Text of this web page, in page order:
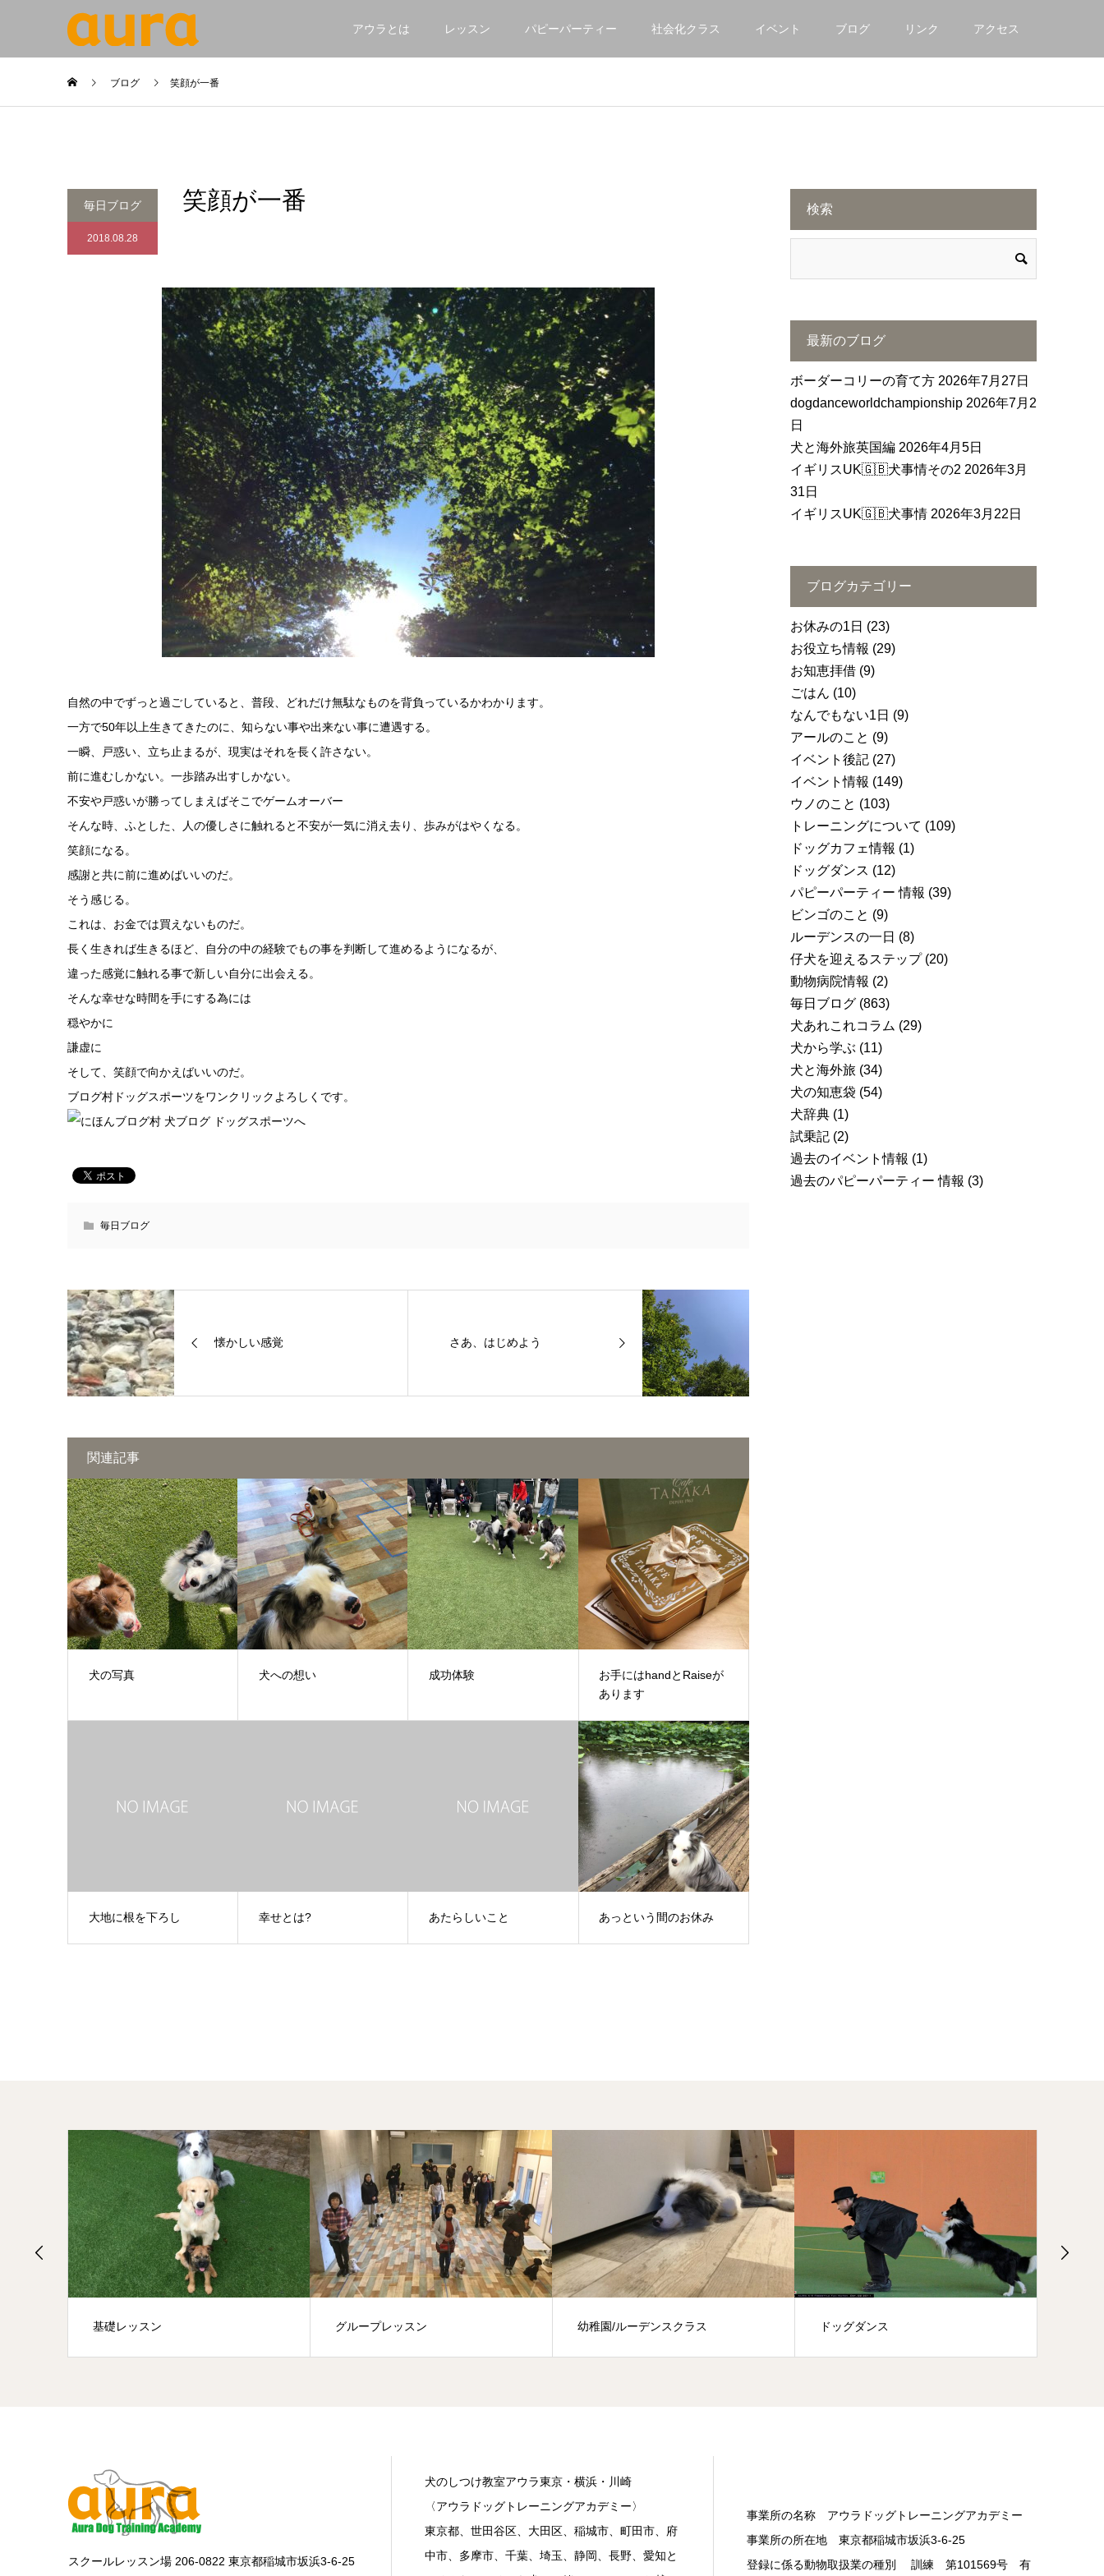
アウラとは レッスン パピーパーティー 社会化クラス イベント ブログ リンク アクセス
ブログ 笑顔が一番
毎日ブログ
2018.08.28
笑顔が一番
自然の中でずっと過ごしていると、普段、どれだけ無駄なものを背負っているかわかります。
一方で50年以上生きてきたのに、知らない事や出来ない事に遭遇する。
一瞬、戸惑い、立ち止まるが、現実はそれを長く許さない。
前に進むしかない。一歩踏み出すしかない。
不安や戸惑いが勝ってしまえばそこでゲームオーバー
そんな時、ふとした、人の優しさに触れると不安が一気に消え去り、歩みがはやくなる。
笑顔になる。
感謝と共に前に進めばいいのだ。
そう感じる。
これは、お金では買えないものだ。
長く生きれば生きるほど、自分の中の経験でもの事を判断して進めるようになるが、
違った感覚に触れる事で新しい自分に出会える。
そんな幸せな時間を手にする為には
穏やかに
謙虚に
そして、笑顔で向かえばいいのだ。
ブログ村ドッグスポーツをワンクリックよろしくです。
毎日ブログ
懐かしい感覚 さあ、はじめよう
関連記事
犬の写真 犬への想い 成功体験
お手にはhandとRaiseが
あります
大地に根を下ろし 幸せとは? あたらしいこと あっという間のお休み
検索
最新のブログ
ボーダーコリーの育て方 2026年7月27日
dogdanceworldchampionship 2026年7月2
日
犬と海外旅英国編 2026年4月5日
イギリスUK🇬🇧犬事情その2 2026年3月
31日
イギリスUK🇬🇧犬事情 2026年3月22日
ブログカテゴリー
お休みの1日 (23)
お役立ち情報 (29)
お知恵拝借 (9)
ごはん (10)
なんでもない1日 (9)
アールのこと (9)
イベント後記 (27)
イベント情報 (149)
ウノのこと (103)
トレーニングについて (109)
ドッグカフェ情報 (1)
ドッグダンス (12)
パピーパーティー 情報 (39)
ビンゴのこと (9)
ルーデンスの一日 (8)
仔犬を迎えるステップ(20)
動物病院情報 (2)
毎日ブログ (863)
犬あれこれコラム (29)
犬から学ぶ (11)
犬と海外旅 (34)
犬の知恵袋 (54)
犬辞典 (1)
試乗記 (2)
過去のイベント情報 (1)
過去のパピーパーティー 情報 (3)
グループレッスン 幼稚園/ルーデンスクラス ドッグダンス パピーパーティー
スクールレッスン場 206-0822 東京都稲城市坂浜3-6-25
犬のしつけ教室アウラ東京・横浜・川崎
〈アウラドッグトレーニングアカデミー〉
東京都、世田谷区、大田区、稲城市、町田市、府
中市、多摩市、千葉、埼玉、静岡、長野、愛知と
事業所の名称 アウラドッグトレーニングアカデミー
事業所の所在地 東京都稲城市坂浜3-6-25
登録に係る動物取扱業の種別 訓練 第101569号 有